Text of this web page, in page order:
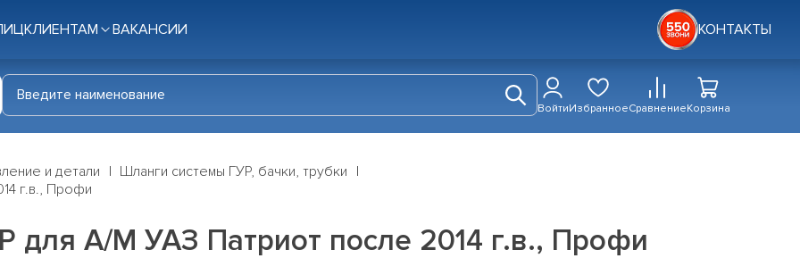
КЛИЕНТАМ ВАКАНСИИ КОНТАКТЫ
ВойтиИзбранноеСравнениеКорзина
и детали
Шланги системы ГУР, бачки, трубки
г.в., Профи
для А/М УАЗ Патриот после 2014 г.в., Профи